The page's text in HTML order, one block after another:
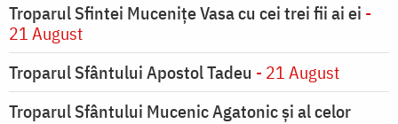
Troparul Sfintei Muceniţe Vasa cu cei trei fii ai ei -
21 August
Troparul Sfântului Apostol Tadeu - 21 August
Troparul Sfântului Mucenic Agatonic şi al celor